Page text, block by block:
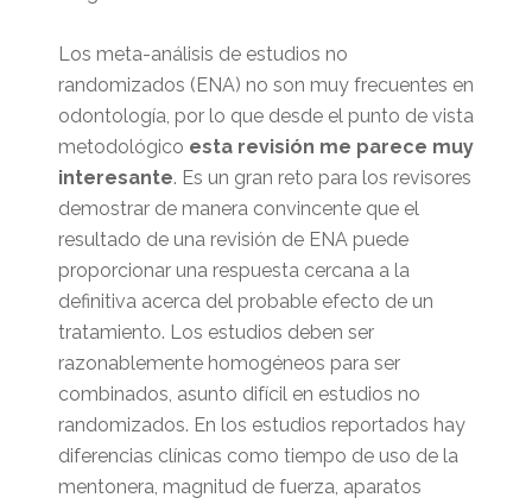
Los meta-análisis de estudios no
randomizados (ENA) no son muy frecuentes en
odontología, por lo que desde el punto de vista
metodológico esta revisión me parece muy
interesante. Es un gran reto para los revisores
demostrar de manera convincente que el
resultado de una revisión de ENA puede
proporcionar una respuesta cercana a la
definitiva acerca del probable efecto de un
tratamiento. Los estudios deben ser
razonablemente homogéneos para ser
combinados, asunto difícil en estudios no
randomizados. En los estudios reportados hay
diferencias clínicas como tiempo de uso de la
mentonera, magnitud de fuerza, aparatos